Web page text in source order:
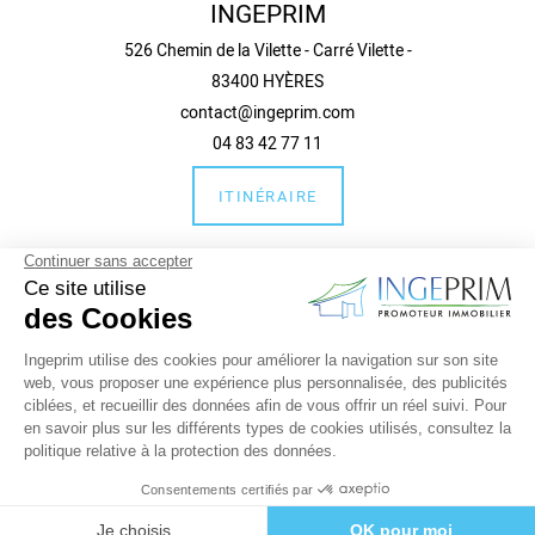
ACCÈS
mail
TÉL
INGEPRIM
526 Chemin de la Vilette - Carré Vilette -
83400 HYÈRES
contact@ingeprim.com
04 83 42 77 11
ITINÉRAIRE
Informations complémentaires
Mentions légales
Politique de confidentialité